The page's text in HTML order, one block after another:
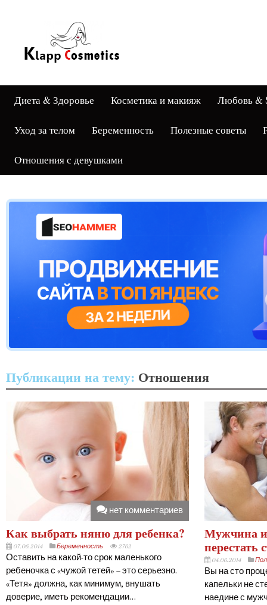
Диета & Здоровье Косметика и макияж Любовь &
Уход за телом Беременность Полезные советы
Отношения с девушками
Публикации на тему: Отношения
нет комментариев
Как выбрать няню для ребенка?
07.06.2014 Беременность 2762
Оставить на какой-то срок маленького
ребеночка с «чужой тетей» – это серьезно.
«Тетя» должна, как минимум, внушать
доверие, иметь рекомендации…
Мужчина
перестать
04.06.2014
Вы на сто
капельки не
наедине с